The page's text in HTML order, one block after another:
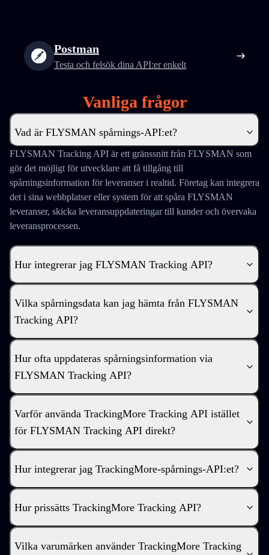
Postman
Testa och felsök dina API:er enkelt
Vanliga frågor
Vad är FLYSMAN spårnings-API:et?
FLYSMAN Tracking API är ett gränssnitt från FLYSMAN som
gör det möjligt för utvecklare att få tillgång till
spårningsinformation för leveranser i realtid. Företag kan integrera
det i sina webbplatser eller system för att spåra FLYSMAN
leveranser, skicka leveransuppdateringar till kunder och övervaka
leveransprocessen.
Hur integrerar jag FLYSMAN Tracking API?
Vilka spårningsdata kan jag hämta från FLYSMAN
Tracking API?
Hur ofta uppdateras spårningsinformation via
FLYSMAN Tracking API?
Varför använda TrackingMore Tracking API istället
för FLYSMAN Tracking API direkt?
Hur integrerar jag TrackingMore-spårnings-API:et?
Hur prissätts TrackingMore Tracking API?
Vilka varumärken använder TrackingMore Tracking